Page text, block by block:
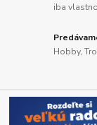
iba
Hobby,